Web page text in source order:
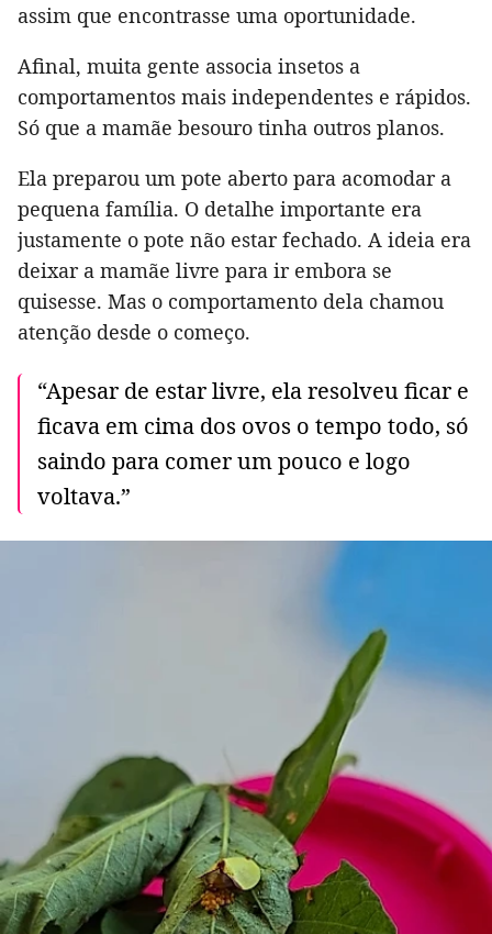
assim que encontrasse uma oportunidade.
Afinal, muita gente associa insetos a
comportamentos mais independentes e rápidos.
Só que a mamãe besouro tinha outros planos.
Ela preparou um pote aberto para acomodar a
pequena família. O detalhe importante era
justamente o pote não estar fechado. A ideia era
deixar a mamãe livre para ir embora se
quisesse. Mas o comportamento dela chamou
atenção desde o começo.
“Apesar de estar livre, ela resolveu ficar e
ficava em cima dos ovos o tempo todo, só
saindo para comer um pouco e logo
voltava.”